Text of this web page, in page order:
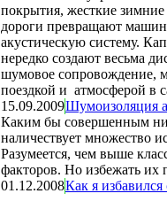
покрытия, жесткие зимние
дороги превращают
акустическую систему.
нередко создают весьма
шумовое сопровождение,
поездкой и атмосферой в
15.09.2009Шумоизоляция
Каким бы совершенным
наличествует множество
Разумеется, чем выше
факторов. Но избежать их
01.12.2008Как я избавился